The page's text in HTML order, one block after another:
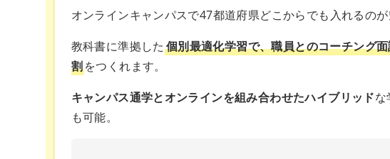
オンラインキャンパスで47都道府県どこからでも入れるのが
教科書に準拠した 個別最適化学習で、職員とのコーチング
割をつくれます。
キャンパス通学とオンラインを組み合わせたハイブリッド
も可能。